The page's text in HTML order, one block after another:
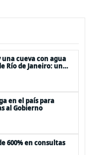
cueva con agua
Río de Janeiro: un
Angra dos Reis
en el país para
al Gobierno
600% en consultas